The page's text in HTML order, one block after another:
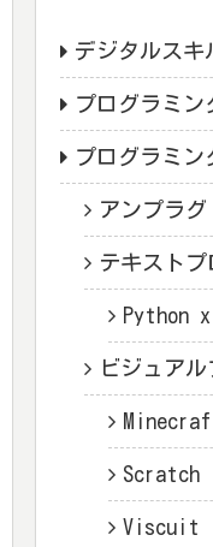
デジタルスキ
プログラミン
プログラミン
アンプラグ
テキスト
Python
ビジュア
Scratch
Viscuit